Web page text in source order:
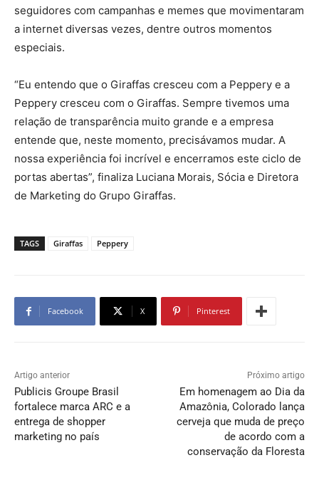
seguidores com campanhas e memes que movimentaram
a internet diversas vezes, dentre outros momentos
especiais.
“Eu entendo que o Giraffas cresceu com a Peppery e a
Peppery cresceu com o Giraffas. Sempre tivemos uma
relação de transparência muito grande e a empresa
entende que, neste momento, precisávamos mudar. A
nossa experiência foi incrível e encerramos este ciclo de
portas abertas”, finaliza Luciana Morais, Sócia e Diretora
de Marketing do Grupo Giraffas.
TAGS Giraffas Peppery
Facebook X Pinterest
Artigo anterior
Publicis Groupe Brasil
fortalece marca ARC e a
entrega de shopper
marketing no país
Próximo artigo
Em homenagem ao Dia da
Amazônia, Colorado lança
cerveja que muda de preço
de acordo com a
conservação da Floresta